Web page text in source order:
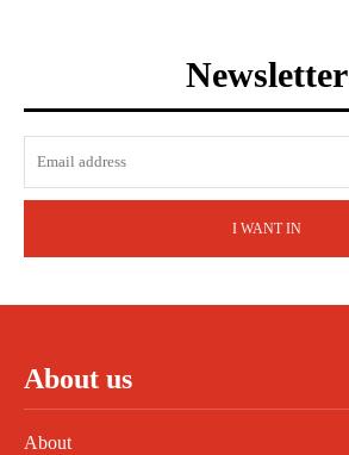
Newsletter
I WANT IN
About us
About